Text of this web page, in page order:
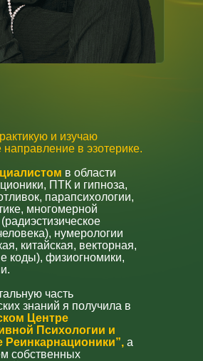
и изучаю
в эзотерике.
в области
ПТК и гипноза,
парапсихологии,
многомерной
нумерологии
китайская, векторная,
коды), физиогномики,
часть
знаний я получила в
Центре
Психологии и
Реинкарнационики”, а
собственных